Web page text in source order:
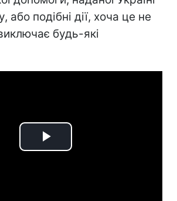
або подібні дії, хоча це не
будь-які
Play